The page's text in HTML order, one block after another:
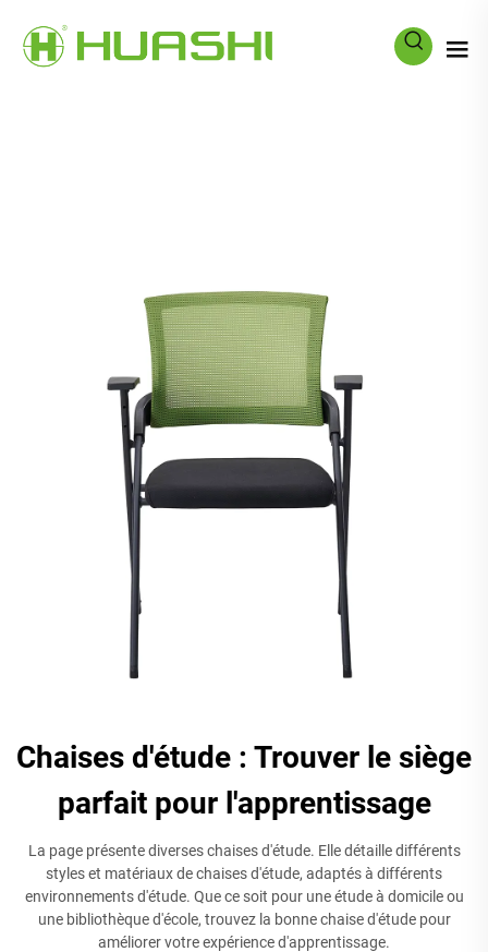
Chaises d'étude : Trouver le siège
parfait pour l'apprentissage
La page présente diverses chaises d'étude. Elle détaille différents
styles et matériaux de chaises d'étude, adaptés à différents
environnements d'étude. Que ce soit pour une étude à domicile ou
une bibliothèque d'école, trouvez la bonne chaise d'étude pour
améliorer votre expérience d'apprentissage.